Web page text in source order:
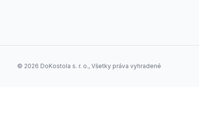
© 2026 DoKostola s. r. o., Všetky práva vyhradené